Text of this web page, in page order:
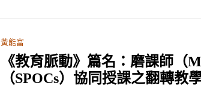
黃能富
《教育脈動》篇名：磨課師（
（SPOCs）協同授課之翻轉教